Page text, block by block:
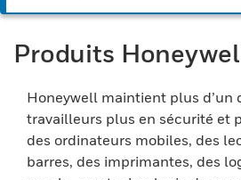
Produits
Honeywell maintient plus d’un
travailleurs plus en sécurité et
des ordinateurs mobiles, des
barres, des imprimantes, des